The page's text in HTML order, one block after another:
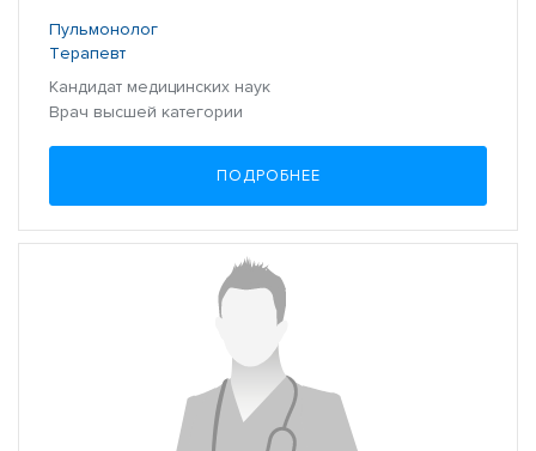
Пульмонолог
Терапевт
Кандидат медицинских наук
Врач высшей категории
ПОДРОБНЕЕ